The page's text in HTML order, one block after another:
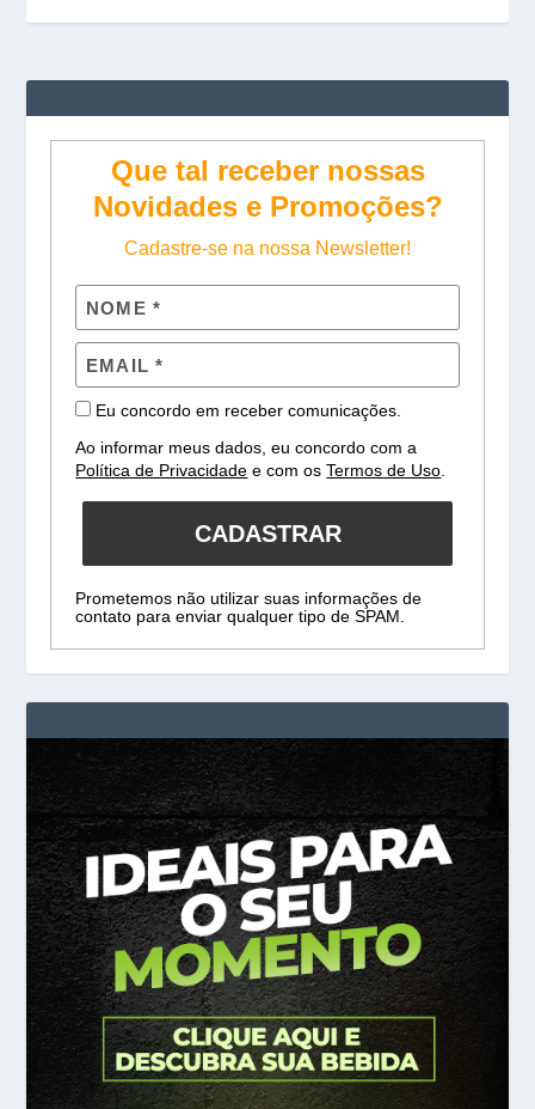
Que tal receber nossas
Novidades e Promoções?
Cadastre-se na nossa Newsletter!
Eu concordo em receber comunicações.
Ao informar meus dados, eu concordo com a
Política de Privacidade e com osTermos de Uso
CADASTRAR
Prometemos não utilizar suas informações de
contato para enviar qualquer tipo de SPAM.